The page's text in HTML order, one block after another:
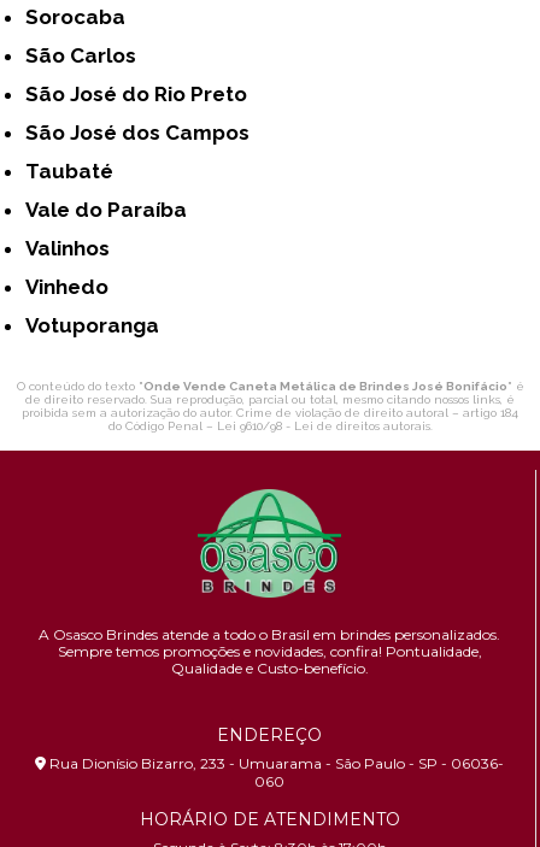
Sorocaba
São Carlos
São José do Rio Preto
São José dos Campos
Taubaté
Vale do Paraíba
Valinhos
Vinhedo
Votuporanga
O conteúdo do texto "Onde Vende Caneta Metálica de Brindes José Bonifácio" é
de direito reservado. Sua reprodução, parcial ou total, mesmo citando nossos links, é
proibida sem a autorização do autor. Crime de violação de direito autoral – artigo 184
do Código Penal – Lei 9610/98 - Lei de direitos autorais.
A Osasco Brindes atende a todo o Brasil em brindes personalizados.
Sempre temos promoções e novidades, confira! Pontualidade,
Qualidade e Custo-benefício.
ENDEREÇO
Rua Dionísio Bizarro, 233 - Umuarama - São Paulo - SP - 06036-
060
HORÁRIO DE ATENDIMENTO